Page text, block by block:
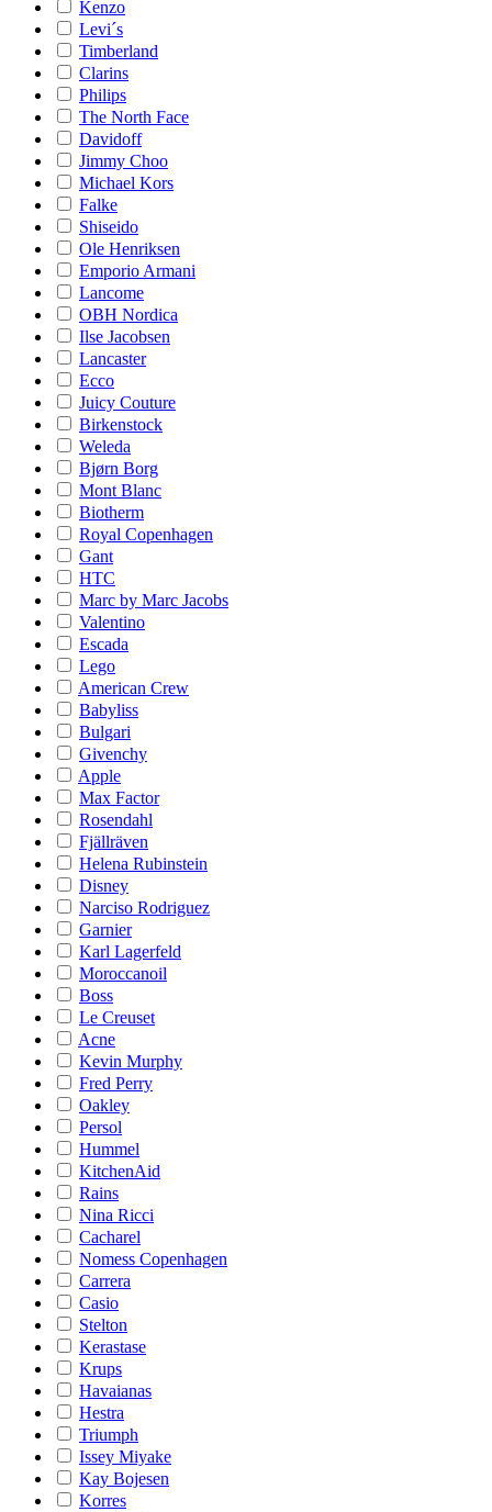
Kenzo
Levi´s
Timberland
Clarins
Philips
The North Face
Davidoff
Jimmy Choo
Michael Kors
Falke
Shiseido
Ole Henriksen
Emporio Armani
Lancome
OBH Nordica
Ilse Jacobsen
Lancaster
Ecco
Juicy Couture
Birkenstock
Weleda
Bjørn Borg
Mont Blanc
Biotherm
Royal Copenhagen
Gant
HTC
Marc by Marc Jacobs
Valentino
Escada
Lego
American Crew
Babyliss
Bulgari
Givenchy
Apple
Max Factor
Rosendahl
Fjällräven
Helena Rubinstein
Disney
Narciso Rodriguez
Garnier
Karl Lagerfeld
Moroccanoil
Boss
Le Creuset
Acne
Kevin Murphy
Fred Perry
Oakley
Persol
Hummel
KitchenAid
Rains
Nina Ricci
Cacharel
Nomess Copenhagen
Carrera
Casio
Stelton
Kerastase
Krups
Havaianas
Hestra
Triumph
Issey Miyake
Kay Bojesen
Korres